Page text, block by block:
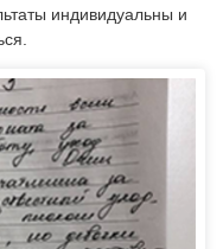
индивидуальны и